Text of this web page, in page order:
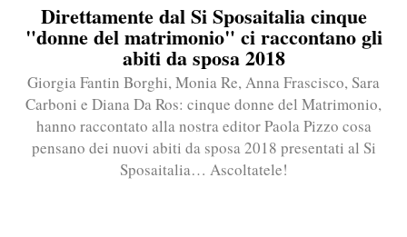
Direttamente dal Si Sposaitalia cinque
"donne del matrimonio" ci raccontano gli
abiti da sposa 2018
Giorgia Fantin Borghi, Monia Re, Anna Frascisco, Sara
Carboni e Diana Da Ros: cinque donne del Matrimonio,
hanno raccontato alla nostra editor Paola Pizzo cosa
pensano dei nuovi abiti da sposa 2018 presentati al Si
Sposaitalia… Ascoltatele!